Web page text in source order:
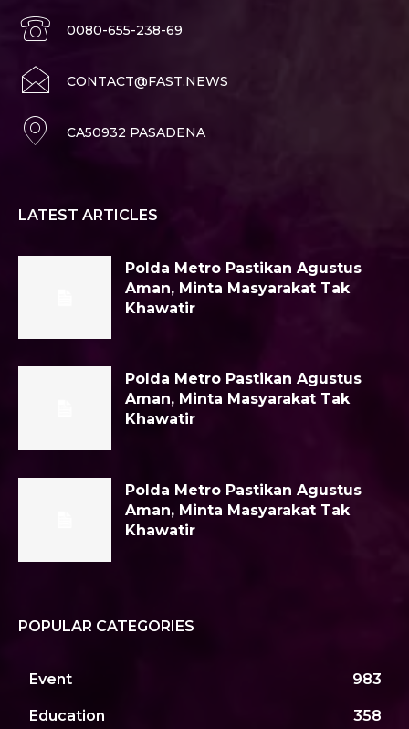
0080-655-238-69
CONTACT@FAST.NEWS
CA50932 PASADENA
LATEST ARTICLES
Polda Metro Pastikan Agustus
Aman, Minta Masyarakat Tak
Khawatir
Polda Metro Pastikan Agustus
Aman, Minta Masyarakat Tak
Khawatir
Polda Metro Pastikan Agustus
Aman, Minta Masyarakat Tak
Khawatir
POPULAR CATEGORIES
Event 983
Education 358